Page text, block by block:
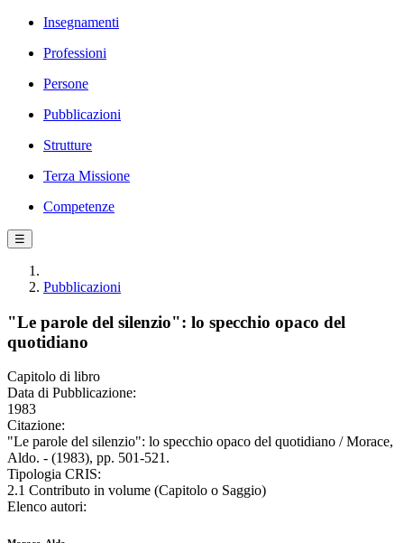
Insegnamenti
Professioni
Persone
Pubblicazioni
Strutture
Terza Missione
Competenze
☰
Pubblicazioni
"Le parole del silenzio": lo specchio opaco del
quotidiano
Capitolo di libro
Data di Pubblicazione:
1983
Citazione:
"Le parole del silenzio": lo specchio opaco del quotidiano / Morace,
Aldo. - (1983), pp. 501-521.
Tipologia CRIS:
2.1 Contributo in volume (Capitolo o Saggio)
Elenco autori: